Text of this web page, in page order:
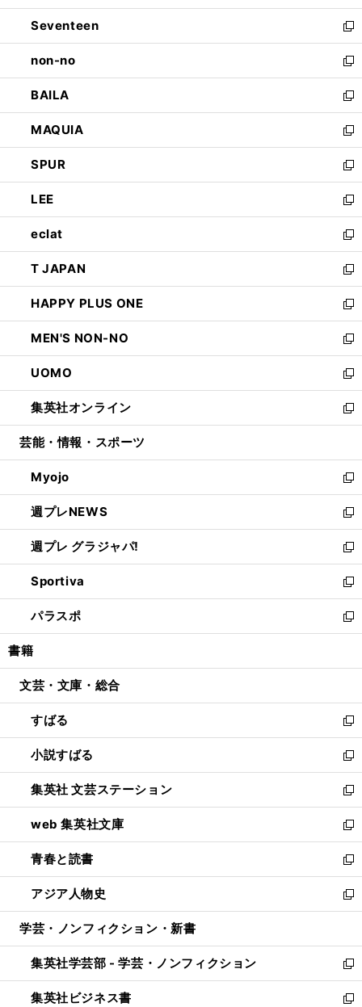
開
く
ウ
で
開
く
ン
ド
ウ
で
開
く
Seventeen
新
し
い
ウ
ィ
ン
ド
ウ
で
開
く
non-no
新
し
い
ウ
ィ
ン
ド
ウ
で
開
く
BAILA
新
し
い
ウ
ィ
ン
ド
ウ
で
開
く
MAQUIA
新
し
い
ウ
ィ
ン
ド
ウ
で
開
く
SPUR
新
し
い
ウ
ィ
ン
ド
ウ
で
開
く
LEE
新
し
い
ウ
ィ
ン
ド
ウ
で
開
く
eclat
新
し
い
ウ
ィ
ン
ド
ウ
で
開
く
T JAPAN
新
し
い
ウ
ィ
ン
ド
ウ
で
開
HAPPY PLUS ONE
新
し
い
ウ
ィ
ン
ド
ウ
開
く
MEN'S NON-NO
新
し
い
ウ
ィ
ン
ウ
で
開
く
UOMO
新
し
い
ウ
ン
ド
ウ
で
開
く
集英社オンライン
新
し
ウ
ィ
ン
ド
ウ
で
開
く
芸能・情報・スポーツ
Myojo
新
し
い
ウ
ィ
ン
ド
ウ
で
開
週プレNEWS
新
し
い
ウ
ィ
ン
ド
ウ
開
週プレ グラジャパ!
新
し
い
ウ
ィ
ン
ウ
開
く
Sportiva
新
し
い
ウ
ン
ウ
で
開
く
パラスポ
新
し
ウ
ン
ド
ウ
で
開
く
書籍
文芸・文庫・総合
すばる
新
し
い
ウ
ィ
ン
ド
ウ
で
開
く
小説すばる
新
し
い
ウ
ィ
ン
ド
ウ
で
開
集英社 文芸ステーション
新
し
い
ウ
ィ
ン
ド
ウ
開
く
web 集英社文庫
新
し
い
ウ
ィ
ン
ウ
で
開
く
青春と読書
新
し
い
ウ
ン
ド
ウ
で
アジア人物史
新
し
ウ
ィ
ン
ド
学芸・ノンフィクション・新書
集英社学芸部 - 学芸・ノンフィクション
新
し
い
集英社ビジネス書
新